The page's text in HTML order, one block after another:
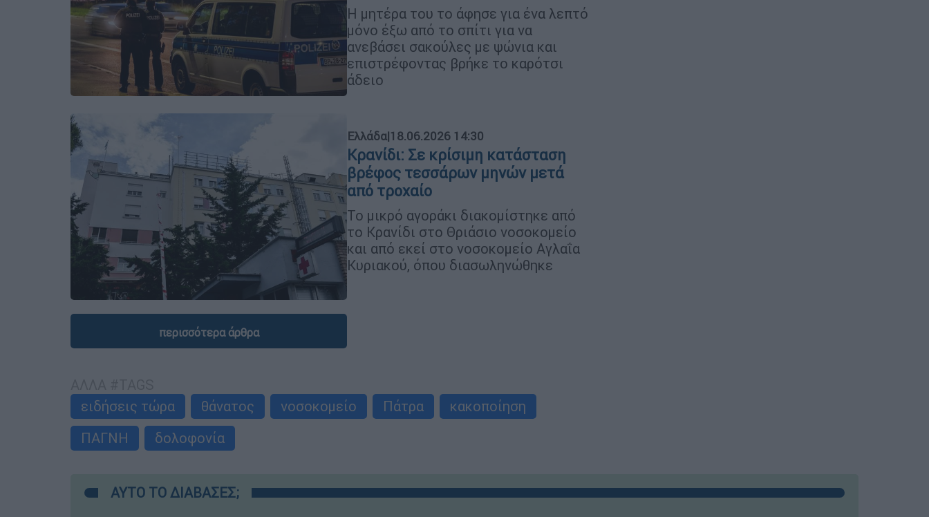
Η μητέρα του το άφησε για ένα λεπτό
μόνο έξω από το σπίτι για να
ανεβάσει σακούλες με ψώνια και
επιστρέφοντας βρήκε το καρότσι
άδειο
Ελλάδα|18.06.2026 14:30
Κρανίδι: Σε κρίσιμη κατάσταση
βρέφος τεσσάρων μηνών μετά
από τροχαίο
Το μικρό αγοράκι διακομίστηκε από
το Κρανίδι στο Θριάσιο νοσοκομείο
και από εκεί στο νοσοκομείο Αγλαΐα
Κυριακού, όπου διασωληνώθηκε
περισσότερα άρθρα
ειδήσεις τώρα
θάνατος νοσοκομείο Πάτρα
κακοποίηση
ΠΑΓΝΗ
δολοφονία
ΑΥΤΟ ΤΟ ΔΙΑΒΑΣΕΣ;